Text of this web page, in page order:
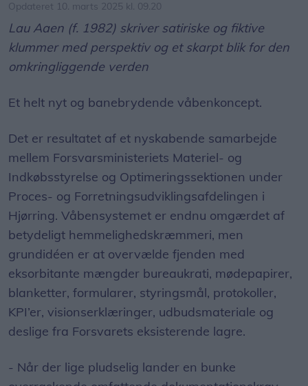
Opdateret 10. marts 2025 kl. 09.20
Lau Aaen (f. 1982) skriver satiriske og fiktive
klummer med perspektiv og et skarpt blik for den
omkringliggende verden
Et helt nyt og banebrydende våbenkoncept.
Det er resultatet af et nyskabende samarbejde
mellem Forsvarsministeriets Materiel- og
Indkøbsstyrelse og Optimeringssektionen under
Proces- og Forretningsudviklingsafdelingen i
Hjørring. Våbensystemet er endnu omgærdet af
betydeligt hemmelighedskræmmeri, men
grundidéen er at overvælde fjenden med
eksorbitante mængder bureaukrati, mødepapirer,
blanketter, formularer, styringsmål, protokoller,
KPI’er, visionserklæringer, udbudsmateriale og
deslige fra Forsvarets eksisterende lagre.
- Når der lige pludselig lander en bunke